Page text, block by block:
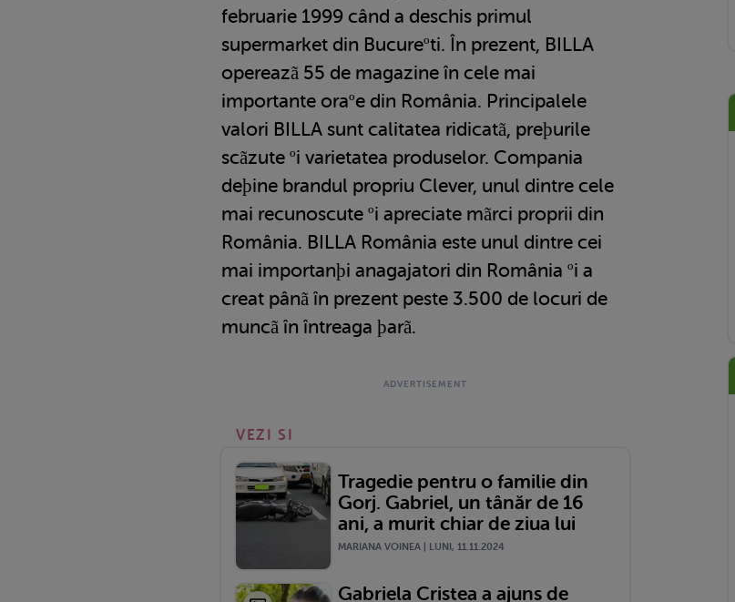
februarie 1999 când a deschis primul
supermarket din Bucureºti. În prezent, BILLA
opereazã 55 de magazine în cele mai
importante oraºe din România. Principalele
valori BILLA sunt calitatea ridicatã, preþurile
scãzute ºi varietatea produselor. Compania
deþine brandul propriu Clever, unul dintre cele
mai recunoscute ºi apreciate mãrci proprii din
România. BILLA România este unul dintre cei
mai importanþi anagajatori din România ºi a
creat pânã în prezent peste 3.500 de locuri de
muncã în întreaga þarã.
VEZI SI
Tragedie pentru o familie din
Gorj. Gabriel, un tânăr de 16
ani, a murit chiar de ziua lui
MARIANA VOINEA | LUNI, 11.11.2024
Gabriela Cristea a ajuns de